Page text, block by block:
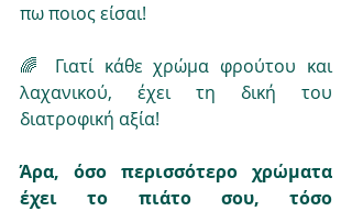
πω ποιος είσαι!
🌈 Γιατί κάθε χρώμα φρούτου και
λαχανικού, έχει τη δική του
διατροφική αξία!
Άρα, όσο περισσότερο χρώματα
έχει το πιάτο σου, τόσο